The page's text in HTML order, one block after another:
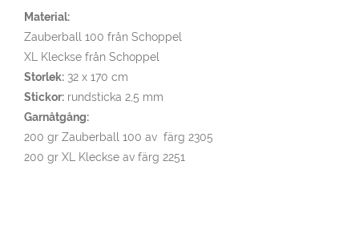
Material:
Zauberball 100 från Schoppel
XL Kleckse från Schoppel
Storlek: 32 x 170 cm
Stickor: rundsticka 2,5 mm
Garnåtgång:
200 gr Zauberball 100 av färg 2305
200 gr XL Kleckse av färg 2251